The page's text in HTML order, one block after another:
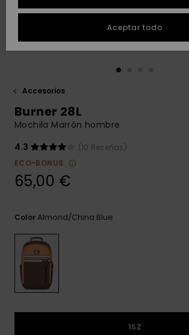
Inicia una
conversación
más rápida a
respuestas a
las preguntas
contacto.
Accesorios
Burner 28L
Mochila Marrón hombre
4.3
(10 Reseñas)
ECO-BONUS
65,00 €
ColorAlmond/china Blue
1SZ
Aceptar todo